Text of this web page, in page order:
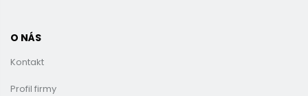
O NÁS
Kontakt
Profil firmy